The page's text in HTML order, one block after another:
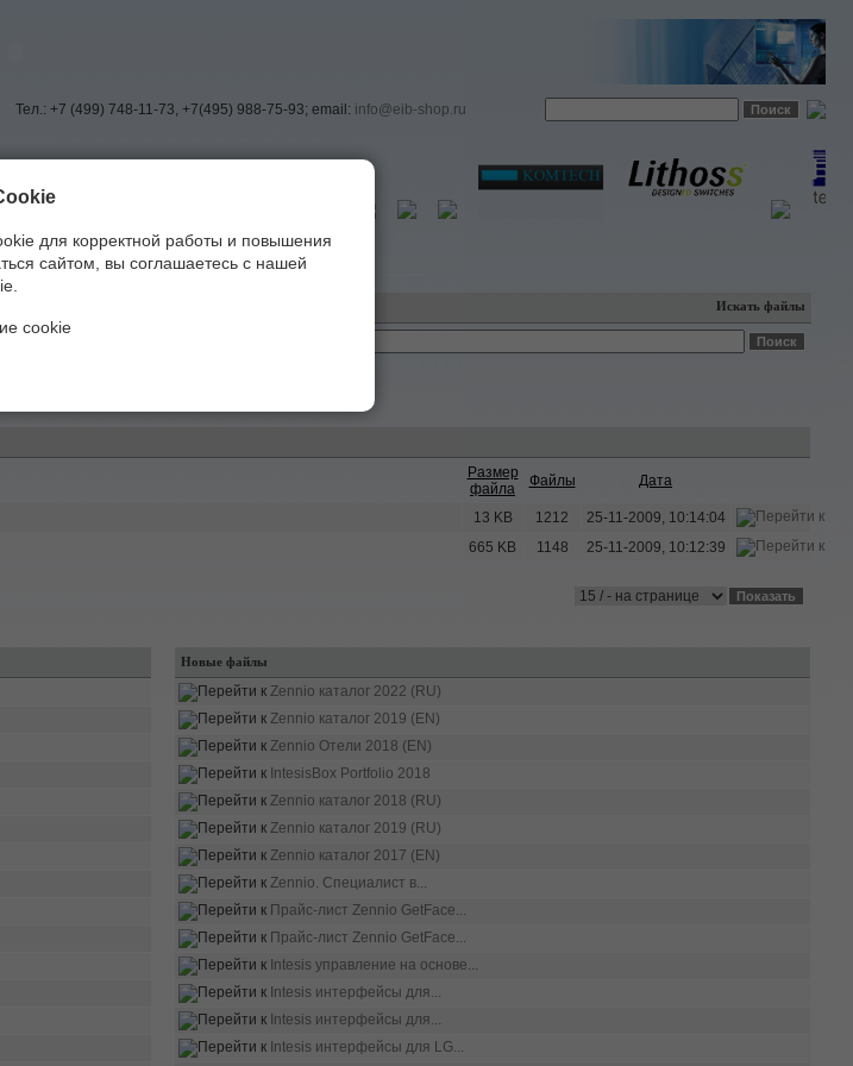
Тел.: +7 (499) 748-11-73, +7(495) 988-75-93; email: info@eib-shop.ru
Искать файлы
Размер
файла
Файлы Дата
13 KB 1212
25-11-2009, 10:14:04
665 KB 1148 25-11-2009, 10:12:39
Новые файлы
Zennio каталог 2022 (RU)
Zennio каталог 2019 (EN)
Zennio Отели 2018 (EN)
IntesisBox Portfolio 2018
Zennio каталог 2018 (RU)
Zennio каталог 2019 (RU)
Zennio каталог 2017 (EN)
Zennio. Специалист в...
Прайс-лист Zennio GetFace...
Прайс-лист Zennio GetFace...
Intesis управление на основе...
Intesis интерфейсы для...
Intesis интерфейсы для...
Intesis интерфейсы для LG...
для корректной работы и повышения
сайтом, вы соглашаетесь с нашей
cookie